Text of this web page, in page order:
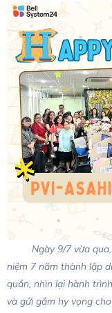
Ngày 9/7 vừa qua,
niệm 7 năm thành lập
quần, nhìn lại hành
và gửi gắm hy vọng